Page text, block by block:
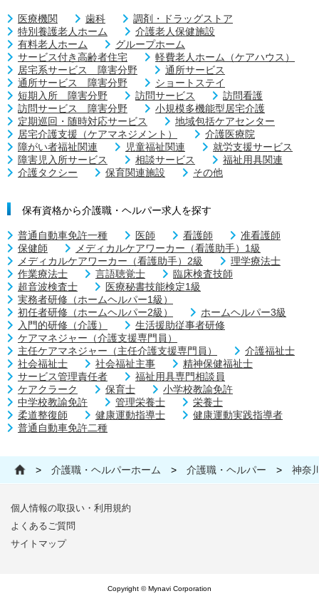
医療機関 歯科
調剤・ドラッグストア
特別養護老人ホーム
介護老人保健施設
有料老人ホーム
グループホーム
サービス付き高齢者住宅
軽費老人ホーム（ケアハウス）
居宅系サービス 障害分野
通所サービス
通所サービス 障害分野
ショートステイ
短期入所 障害分野
訪問サービス
訪問看護
訪問サービス 障害分野
小規模多機能型居宅介護
定期巡回・随時対応サービス
地域包括ケアセンター
居宅介護支援（ケアマネジメント）
介護医療院
障がい者福祉関連
児童福祉関連
就労支援サービス
障害児入所サービス
相談サービス
福祉用具関連
介護タクシー
保育関連施設 その他
保有資格から介護職・ヘルパー求人を探す
普通自動車免許一種 医師 看護師
准看護師
保健師
メディカルケアワーカー（看護助手）1級
メディカルケアワーカー（看護助手）2級
理学療法士
作業療法士
言語聴覚士
臨床検査技師
超音波検査士
医療秘書技能検定1級
実務者研修（ホームヘルパー1級）
初任者研修（ホームヘルパー2級）
ホームヘルパー3級
入門的研修（介護）
生活援助従事者研修
ケアマネジャー（介護支援専門員）
主任ケアマネジャー（主任介護支援専門員）
介護福祉士
社会福祉士
社会福祉主事
精神保健福祉士
サービス管理責任者
福祉用具専門相談員
ケアクラーク
保育士
小学校教諭免許
中学校教諭免許
管理栄養士
栄養士
柔道整復師
健康運動指導士
健康運動実践指導者
普通自動車免許二種
> 介護職・ヘルパーホーム > 介護職・ヘルパー > 神奈
個人情報の取扱い・利用規約
よくあるご質問
サイトマップ
Copyright © Mynavi Corporation